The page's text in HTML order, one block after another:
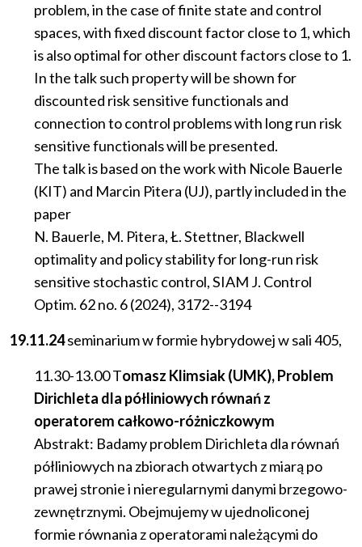
problem, in the case of finite state and control
spaces, with fixed discount factor close to 1, which
is also optimal for other discount factors close to 1.
In the talk such property will be shown for
discounted risk sensitive functionals and
connection to control problems with long run risk
sensitive functionals will be presented.
The talk is based on the work with Nicole Bauerle
(KIT) and Marcin Pitera (UJ), partly included in the
paper
N. Bauerle, M. Pitera, Ł. Stettner, Blackwell
optimality and policy stability for long-run risk
sensitive stochastic control, SIAM J. Control
Optim. 62 no. 6 (2024), 3172--3194
19.11.24seminariumwformie hybrydowejwsali405,
11.30-13.00 Tomasz Klimsiak​ (​UMK), Problem
Dirichleta dla półliniowych równań z
operatorem całkowo-różniczkowym
Abstrakt: Badamy problem Dirichleta dla równań
półliniowych na zbiorach otwartych z miarą po
prawej stronie i nieregularnymi danymi brzegowo-
zewnętrznymi. Obejmujemy w ujednoliconej
formie równania z operatorami należącymi do